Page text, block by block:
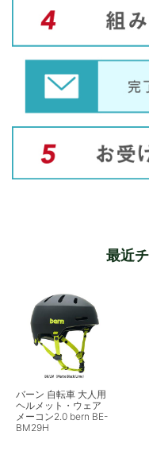
最近
バーン 自転車 大人用
ヘルメット・ウェア
メーコン2.0 bern BE-
BM29H